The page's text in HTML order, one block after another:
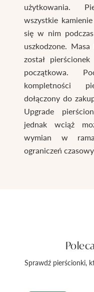
użytkowania.
wszystkie
się w nim
uszkodzone.
został
początkowa.
kompletności
dołączony do
Upgrade
jednak wciąż
wymian w
ograniczeń
Sprawdź pierścionki,